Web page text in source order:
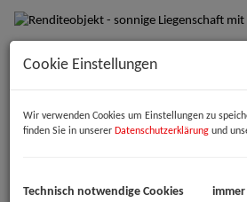
Beschreibung
Zum Verkauf steht eine charmante
Grundstück mit herrlicher Südausrichtung
angenehme Atmosphäre.
Cookie Einstellungen
Wir verwenden Cookies um Einstellungen zu
finden Sie in unserer Datenschutzerklärung und
Technisch notwendige Cookies